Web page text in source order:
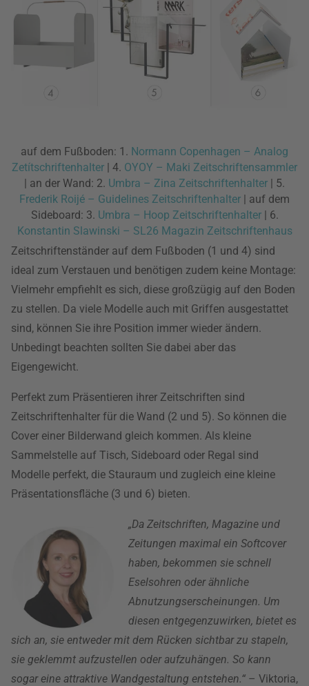
auf dem Fußboden: 1. Normann Copenhagen – Analog
Zetítschriftenhalter | 4. OYOY – Maki Zeitschriftensammler
| an der Wand: 2. Umbra – Zina Zeitschriftenhalter | 5.
Frederik Roijé – Guidelines Zeitschriftenhalter | auf dem
Sideboard: 3. Umbra – Hoop Zeitschriftenhalter| 6.
Konstantin Slawinski – SL26 Magazin Zeitschriftenhaus
Zeitschriftenständer auf dem Fußboden (1 und 4) sind
ideal zum Verstauen und benötigen zudem keine Montage:
Vielmehr empfiehlt es sich, diese großzügig auf den Boden
zu stellen. Da viele Modelle auch mit Griffen ausgestattet
sind, können Sie ihre Position immer wieder ändern.
Unbedingt beachten sollten Sie dabei aber das
Eigengewicht.
Perfekt zum Präsentieren ihrer Zeitschriften sind
Zeitschriftenhalter für die Wand (2 und 5). So können die
Cover einer Bilderwand gleich kommen. Als kleine
Sammelstelle auf Tisch, Sideboard oder Regal sind
Modelle perfekt, die Stauraum und zugleich eine kleine
Präsentationsfläche (3 und 6) bieten.
„Da Zeitschriften, Magazine und
Zeitungen maximal ein Softcover
haben, bekommen sie schnell
Eselsohren oder ähnliche
Abnutzungserscheinungen. Um
diesen entgegenzuwirken, bietet es
sich an, sie entweder mit dem Rücken sichtbar zu stapeln,
sie geklemmt aufzustellen oder aufzuhängen. So kann
sogar eine attraktive Wandgestaltung entstehen.“ – Viktoria,